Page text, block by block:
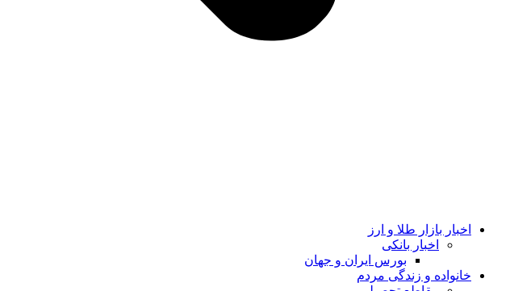
اخبار بازار طلا و ارز
اخبار بانکی
بورس ایران و جهان
خانواده و زندگی مردم